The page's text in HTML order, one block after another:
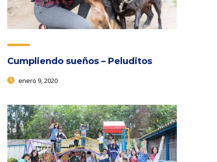
Cumpliendo sueños – Peluditos
enero 9, 2020